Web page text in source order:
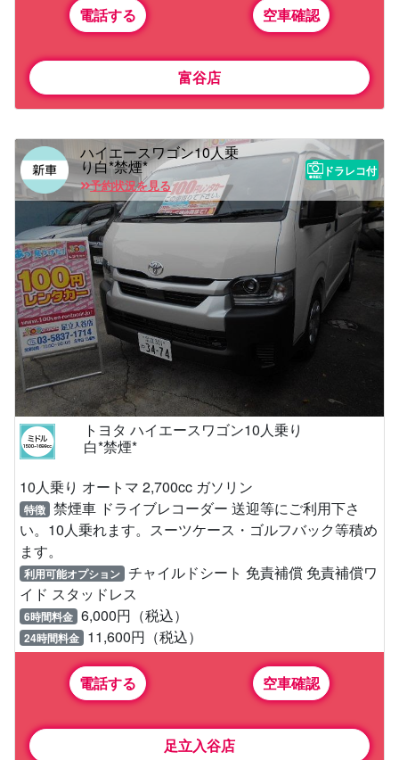
電話する 空車確認
富谷店
ハイエースワゴン10人乗
り白*禁煙*
予約状況を見る
ドラレコ付
トヨタ ハイエースワゴン10人乗り
白*禁煙*
10人乗り オートマ 2,700cc ガソリン
特徴 禁煙車 ドライブレコーダー 送迎等にご利用下さ
い。10人乗れます。スーツケース・ゴルフバック等積め
ます。
利用可能オプション チャイルドシート 免責補償 免責補償ワ
イド スタッドレス
6時間料金 6,000円（税込）
24時間料金 11,600円（税込）
電話する 空車確認
足立入谷店